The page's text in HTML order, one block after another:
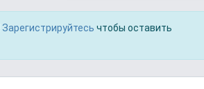
Зарегистрируйтесь чтобы оставить